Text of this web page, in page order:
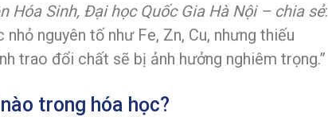
Hóa Sinh, Đại học Quốc Gia Hà Nội – chia sẻ:
nguyên tố như Fe, Zn, Cu, nhưng thiếu
trao đổi chất sẽ bị ảnh hưởng nghiêm trọng.”
trong hóa học?